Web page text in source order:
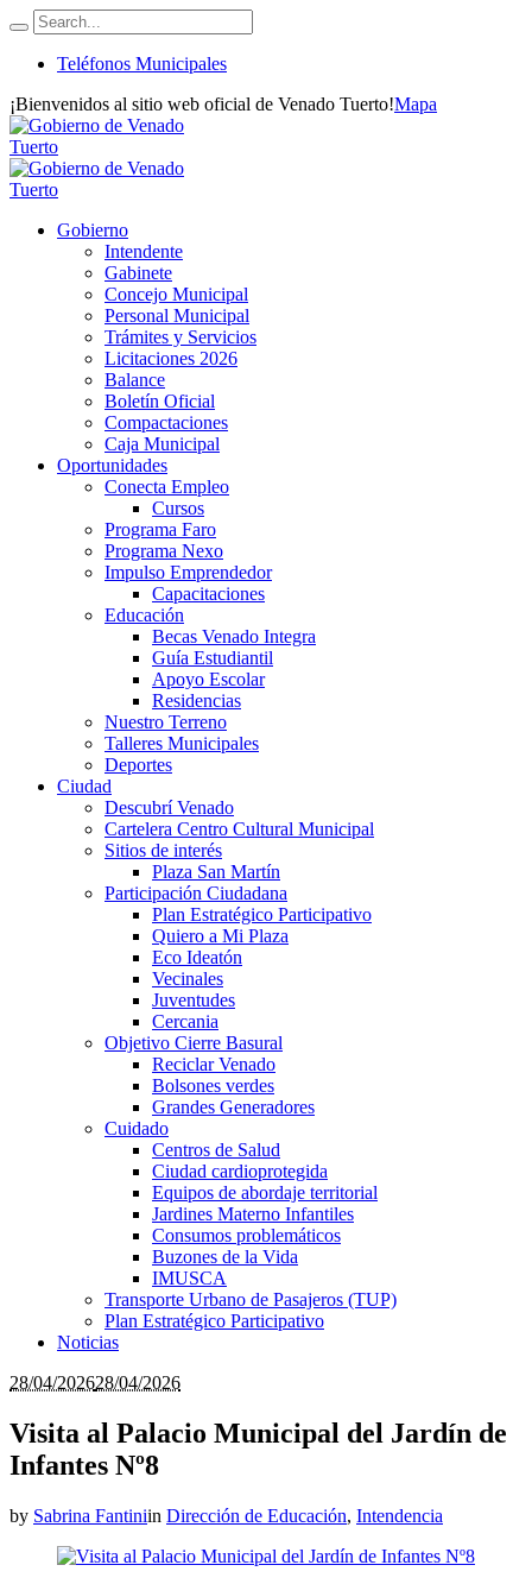
Teléfonos Municipales
¡Bienvenidos al sitio web oficial de Venado Tuerto!Mapa
Gobierno
Intendente
Gabinete
Concejo Municipal
Personal Municipal
Trámites y Servicios
Licitaciones 2026
Balance
Boletín Oficial
Compactaciones
Caja Municipal
Oportunidades
Conecta Empleo
Cursos
Programa Faro
Programa Nexo
Impulso Emprendedor
Capacitaciones
Educación
Becas Venado Integra
Guía Estudiantil
Apoyo Escolar
Residencias
Nuestro Terreno
Talleres Municipales
Deportes
Ciudad
Descubrí Venado
Cartelera Centro Cultural Municipal
Sitios de interés
Plaza San Martín
Participación Ciudadana
Plan Estratégico Participativo
Quiero a Mi Plaza
Eco Ideatón
Vecinales
Juventudes
Cercania
Objetivo Cierre Basural
Reciclar Venado
Bolsones verdes
Grandes Generadores
Cuidado
Centros de Salud
Ciudad cardioprotegida
Equipos de abordaje territorial
Jardines Materno Infantiles
Consumos problemáticos
Buzones de la Vida
IMUSCA
Transporte Urbano de Pasajeros (TUP)
Plan Estratégico Participativo
Noticias
28/04/202628/04/2026
Visita al Palacio Municipal del Jardín de
Infantes Nº8
by Sabrina Fantiniin Dirección de Educación, Intendencia